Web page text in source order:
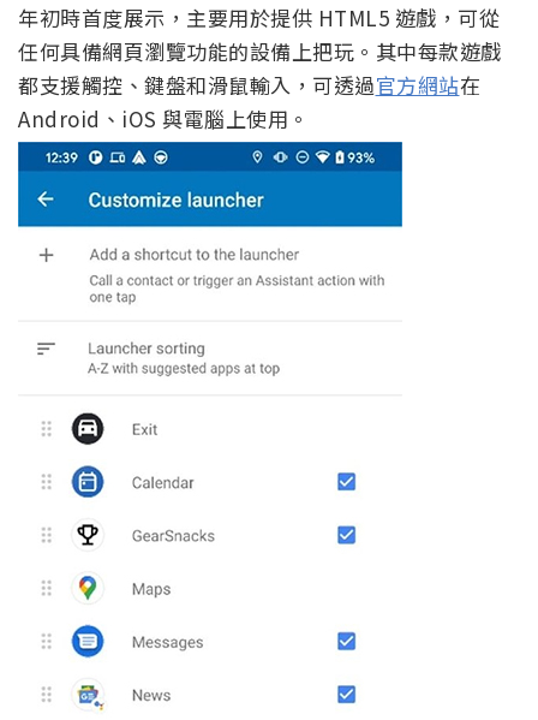
年初時首度展示，主要用於提供 HTML5 遊戲，可從
任何具備網頁瀏覽功能的設備上把玩。其中每款遊戲
都支援觸控、鍵盤和滑鼠輸入，可透過官方網站在
Android、iOS 與電腦上使用。